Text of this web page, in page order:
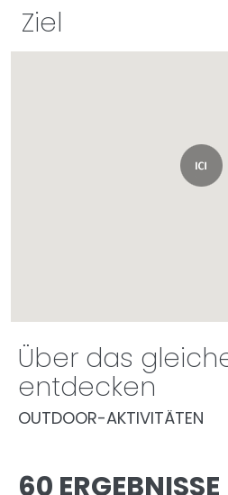
Ziel
Über das
entdecken
OUTDOOR-AKTIVITÄTEN
60 ERGEBNISSE